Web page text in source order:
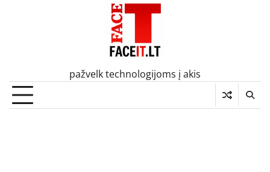
pažvelk technologijoms į akis